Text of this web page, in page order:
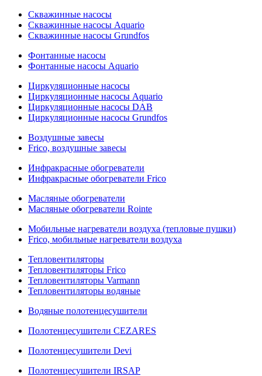
Скважинные насосы
Скважинные насосы Aquario
Скважинные насосы Grundfos
Фонтанные насосы
Фонтанные насосы Aquario
Циркуляционные насосы
Циркуляционные насосы Aquario
Циркуляционные насосы DAB
Циркуляционные насосы Grundfos
Воздушные завесы
Frico, воздушные завесы
Инфракрасные обогреватели
Инфракрасные обогреватели Frico
Масляные обогреватели
Масляные обогреватели Rointe
Мобильные нагреватели воздуха (тепловые пушки)
Frico, мобильные нагреватели воздуха
Тепловентиляторы
Тепловентиляторы Frico
Тепловентиляторы Varmann
Тепловентиляторы водяные
Водяные полотенцесушители
Полотенцесушители CEZARES
Полотенцесушители Devi
Полотенцесушители IRSAP